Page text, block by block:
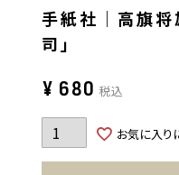
手紙社｜高旗将
司」
¥ 680 税込
お気に入り